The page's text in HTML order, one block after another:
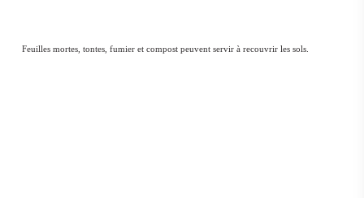
Feuilles mortes, tontes, fumier et compost peuvent servir à recouvrir les sols.